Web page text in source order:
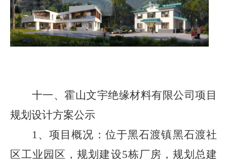
十一、霍山文宇绝缘材料有限公司项目
规划设计方案公示
1、 项目概况： 位于黑石渡镇黑石渡社
区工业园区，规划建设5栋厂房，规划总建